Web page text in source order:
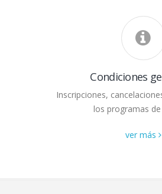
Condiciones
Inscripciones,
los programas
ver más